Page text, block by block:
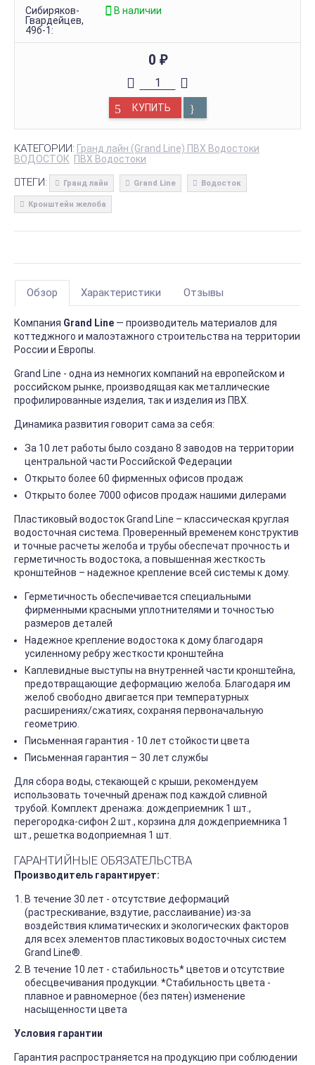
Сибиряков-
Гвардейцев,
49б-1:
В наличии
0 ₽
КУПИТЬ
КАТЕГОРИИ: Гранд лайн (Grand Line) ПВХ Водостоки
ВОДОСТОК ПВХ Водостоки
ТЕГИ: Гранд лайн Grand Line Водосток
Кронштейн желоба
Обзор Характеристики Отзывы
Компания Grand Line — производитель материалов для
коттеджного и малоэтажного строительства на территории
России и Европы.
Grand Line - одна из немногих компаний на европейском и
российском рынке, производящая как металлические
профилированные изделия, так и изделия из ПВХ.
Динамика развития говорит сама за себя:
За 10 лет работы было создано 8 заводов на территории
центральной части Российской Федерации
Открыто более 60 фирменных офисов продаж
Открыто более 7000 офисов продаж нашими дилерами
Пластиковый водосток Grand Line – классическая круглая
водосточная система. Проверенный временем конструктив
и точные расчеты желоба и трубы обеспечат прочность и
герметичность водостока, а повышенная жесткость
кронштейнов – надежное крепление всей системы к дому.
Герметичность обеспечивается специальными
фирменными красными уплотнителями и точностью
размеров деталей
Надежное крепление водостока к дому благодаря
усиленному ребру жесткости кронштейна
Каплевидные выступы на внутренней части кронштейна,
предотвращающие деформацию желоба. Благодаря им
желоб свободно двигается при температурных
расширениях/сжатиях, сохраняя первоначальную
геометрию.
Письменная гарантия - 10 лет стойкости цвета
Письменная гарантия – 30 лет службы
Для сбора воды, стекающей с крыши, рекомендуем
использовать точечный дренаж под каждой сливной
трубой. Комплект дренажа: дождеприемник 1 шт.,
перегородка-сифон 2 шт., корзина для дождеприемника 1
шт., решетка водоприемная 1 шт.
ГАРАНТИЙНЫЕ ОБЯЗАТЕЛЬСТВА
Производитель гарантирует:
В течение 30 лет - отсутствие деформаций
(растрескивание, вздутие, расслаивание) из-за
воздействия климатических и экологических факторов
для всех элементов пластиковых водосточных систем
Grand Line®.
В течение 10 лет - стабильность* цветов и отсутствие
обесцвечивания продукции. *Стабильность цвета -
плавное и равномерное (без пятен) изменение
насыщенности цвета
Условия гарантии
Гарантия распространяется на продукцию при соблюдении